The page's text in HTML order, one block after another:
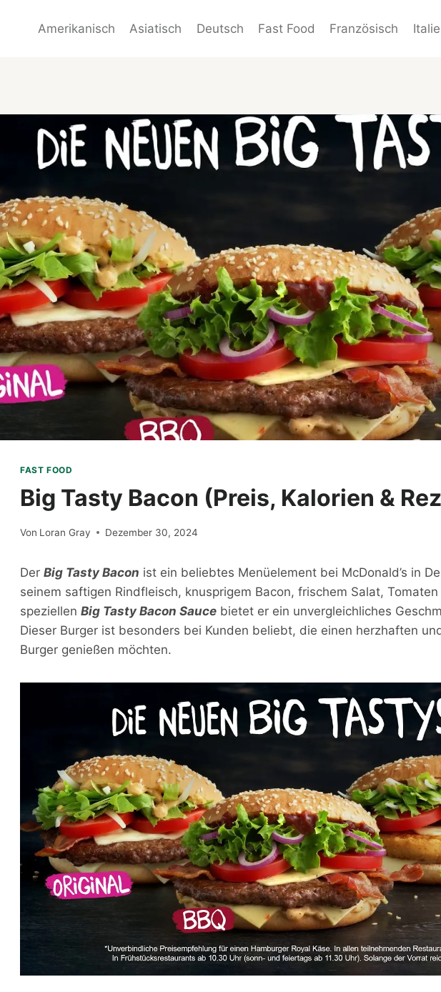
Amerikanisch Asiatisch Deutsch Fast Food Französisch
FAST FOOD
Big Tasty Bacon (Preis, Kalorien &
Von Loran Gray Dezember 30, 2024
Der Big Tasty Bacon ist ein beliebtes Menüelement bei McDonald’s in
seinem saftigen Rindfleisch, knusprigem Bacon, frischem Salat,
speziellen Big Tasty Bacon Sauce bietet er ein unvergleichliches
Dieser Burger ist besonders bei Kunden beliebt, die einen herzhaften
Burger genießen möchten.